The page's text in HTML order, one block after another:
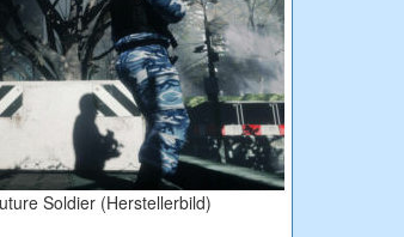
Soldier (Herstellerbild)